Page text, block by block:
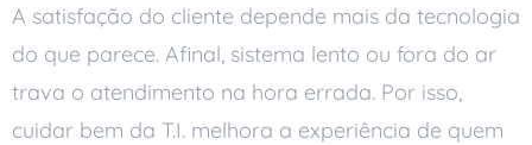
A satisfação do cliente depende mais da tecnologia
do que parece. Afinal, sistema lento ou fora do ar
trava o atendimento na hora errada. Por isso,
cuidar bem da T.I. melhora a experiência de quem